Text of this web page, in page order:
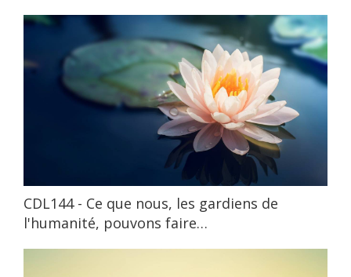
CDL144 - Ce que nous, les gardiens de
l'humanité, pouvons faire…